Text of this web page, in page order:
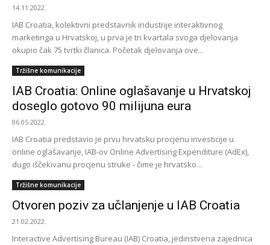
14.11.2022.
IAB Croatia, kolektivni predstavnik industrije interaktivnog
marketinga u Hrvatskoj, u prva je tri kvartala svoga djelovanja
okupio čak 75 tvrtki članica. Početak djelovanja ove...
Tržišne komunikacije
IAB Croatia: Online oglašavanje u Hrvatskoj
doseglo gotovo 90 milijuna eura
06.05.2022.
IAB Croatia predstavio je prvu hrvatsku procjenu investicije u
online oglašavanje, IAB-ov Online Advertising Expenditure (AdEx),
dugo iščekivanu procjenu struke - čime je hrvatsko...
Tržišne komunikacije
Otvoren poziv za učlanjenje u IAB Croatia
21.02.2022.
Interactive Advertising Bureau (IAB) Croatia, jedinstvena zajednica